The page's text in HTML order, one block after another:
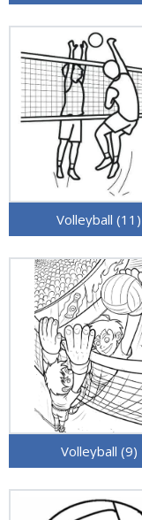
Volleyball (11)
Volleyball (9)